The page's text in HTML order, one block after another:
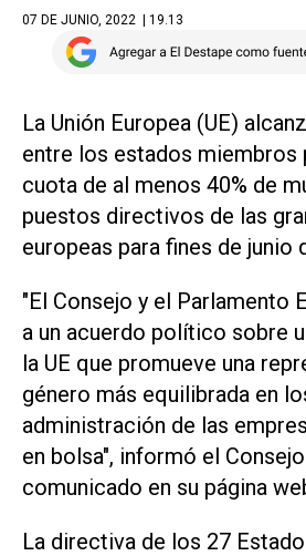
07 DE JUNIO, 2022 | 19.13
La Unión Europea (UE)
entre los estados miembros
cuota de al menos 40% de
puestos directivos de las
europeas para fines de junio
"El Consejo y el Parlamento
a un acuerdo político sobre
la UE que promueve una
género más equilibrada en
administración de las
en bolsa", informó el
comunicado en su página
La directiva de los 27